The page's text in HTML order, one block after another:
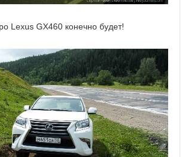
Lexus GX460 конечно будет!